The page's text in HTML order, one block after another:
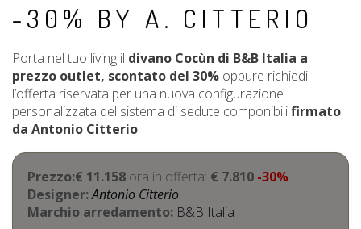
-30% BY A. CITTERIO
Porta nel tuo living il divano Cocùn di B&B Italia a
prezzo outlet, scontato del 30% oppure richiedi
l’offerta riservata per una nuova configurazione
personalizzata del sistema di sedute componibilifirmato
da Antonio Citterio.
Prezzo:€ 11.158 ora in offerta: € 7.810 -30%
Designer:Antonio Citterio
Marchio arredamento: B&B Italia